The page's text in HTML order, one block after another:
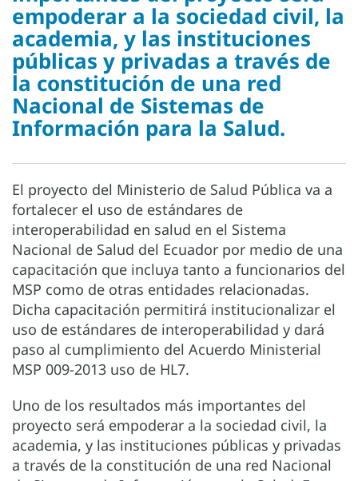
empoderar a la sociedad civil, la
academia, y las instituciones
públicas y privadas a través de
la constitución de una red
Nacional de Sistemas de
Información para la Salud.
El proyecto del Ministerio de Salud Pública va a
fortalecer el uso de estándares de
interoperabilidad en salud en el Sistema
Nacional de Salud del Ecuador por medio de una
capacitación que incluya tanto a funcionarios del
MSP como de otras entidades relacionadas.
Dicha capacitación permitirá institucionalizar el
uso de estándares de interoperabilidad y dará
paso al cumplimiento del Acuerdo Ministerial
MSP 009-2013 uso de HL7.
Uno de los resultados más importantes del
proyecto será empoderar a la sociedad civil, la
academia, y las instituciones públicas y privadas
a través de la constitución de una red Nacional